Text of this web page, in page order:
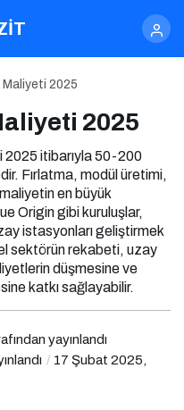
2025
2025
2025 itibarıyla 50-200
Fırlatma, modül üretimi,
en büyük
Origin gibi kuruluşlar,
istasyonları geliştirmek
sektörün rekabeti, uzay
düşmesine ve
katkı sağlayabilir.
yayınlandı
17 Şubat 2025,
2025